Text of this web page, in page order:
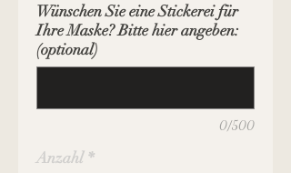
Wünschen Sie eine Stickerei für
Ihre Maske? Bitte hier angeben:
(optional)
0/500
Anzahl *